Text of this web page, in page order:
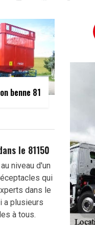
benne 81
le 81150
niveau d'un
qui
dans le
a plusieurs
à tous.